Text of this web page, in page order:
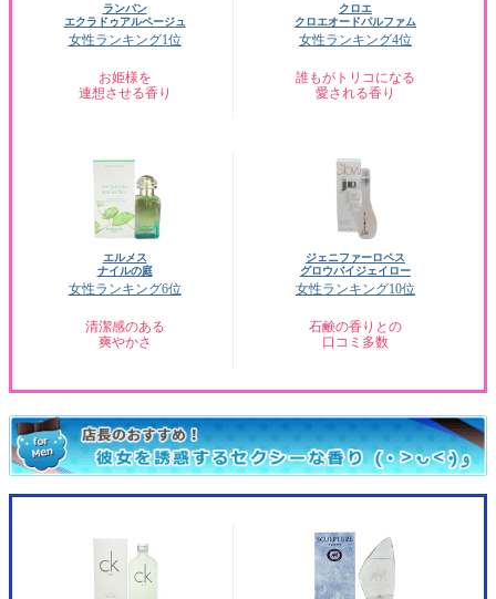
ランバン
エクラドゥアルページュ
女性ランキング1位
お姫様を
連想させる香り
クロエ
クロエオードパルファム
女性ランキング4位
誰もがトリコになる
愛される香り
エルメス
ナイルの庭
女性ランキング6位
清潔感のある
爽やかさ
ジェニファーロペス
グロウバイジェイロー
女性ランキング10位
石鹸の香りとの
口コミ多数